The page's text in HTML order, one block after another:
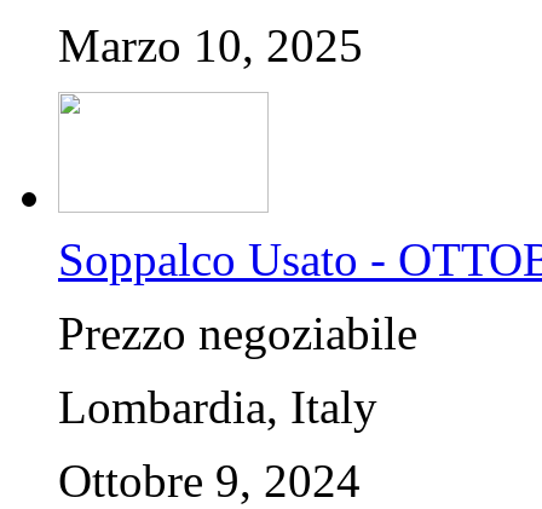
Marzo 10, 2025
Soppalco Usato -
Prezzo negoziabile
Lombardia, Italy
Ottobre 9, 2024